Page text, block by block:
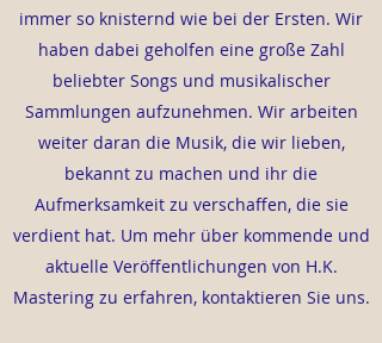
immer so knisternd wie bei der Ersten. Wir
haben dabei geholfen eine große Zahl
beliebter Songs und musikalischer
Sammlungen aufzunehmen. Wir arbeiten
weiter daran die Musik, die wir lieben,
bekannt zu machen und ihr die
Aufmerksamkeit zu verschaffen, die sie
verdient hat. Um mehr über kommende und
aktuelle Veröffentlichungen von H.K.
Mastering zu erfahren, kontaktieren Sie uns.